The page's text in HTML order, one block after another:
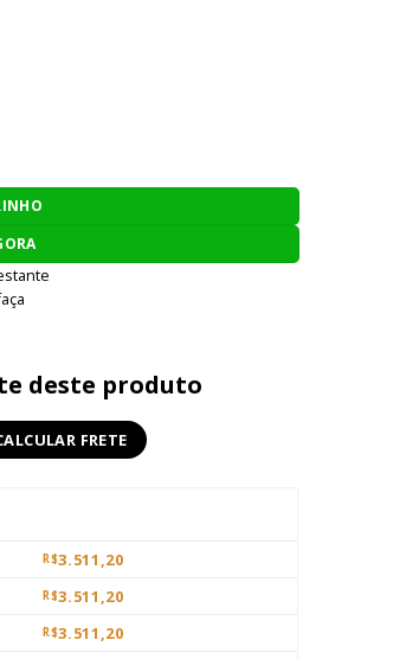
METAL quantidade
deste produto
R$3.511,20
R$3.511,20
R$3.511,20